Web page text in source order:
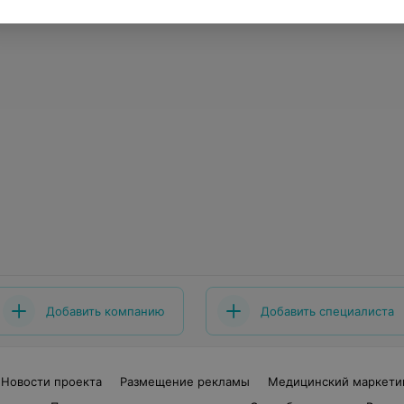
Добавить компанию Добавить специалиста
Новости проекта Размещение рекламы
Медицинский